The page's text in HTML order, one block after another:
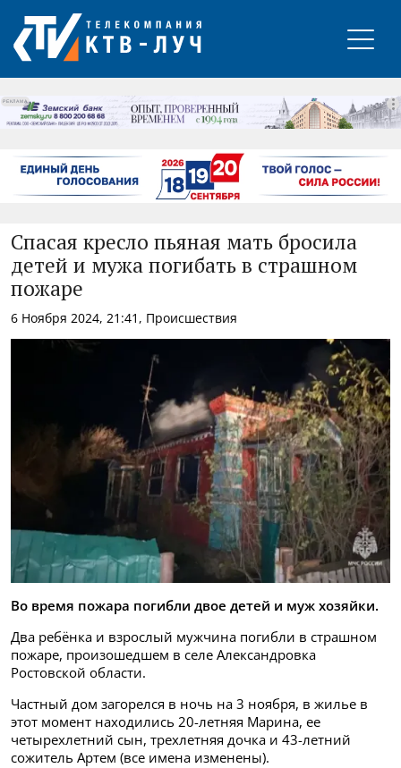
РЕКЛАМА
Спасая кресло пьяная мать бросила
детей и мужа погибать в страшном
пожаре
6 Ноября 2024, 21:41, Происшествия
Во время пожара погибли двое детей и муж хозяйки.
Два ребёнка и взрослый мужчина погибли в страшном
пожаре, произошедшем в селе Александровка
Ростовской области.
Частный дом загорелся в ночь на 3 ноября, в жилье в
этот момент находились 20-летняя Марина, ее
четырехлетний сын, трехлетняя дочка и 43-летний
сожитель Артем (все имена изменены).